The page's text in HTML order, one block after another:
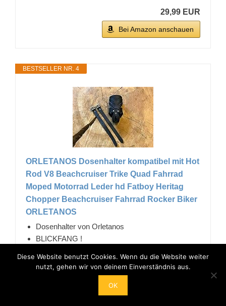
29,99 EUR
Bei Amazon anschauen
BESTSELLER NR. 4
ORLETANOS Dosenhalter kompatibel mit Hot
Rod V8 Beachcruiser Trike Quad Fahrrad
Moped Motorrad Leder hd Fatboy Heritag
Chopper Beachcruiser Fahrrad Rocker Biker
ORLETANOS
Dosenhalter von Orletanos
BLICKFANG !
Schneller Versand !
Bei Amazon anschauen
Diese Website benutzt Cookies. Wenn du die Website weiter
nutzt, gehen wir von deinem Einverständnis aus.
OK